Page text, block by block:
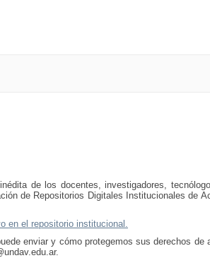
de los docentes, investigadores,
de Repositorios Digitales Institucionales de
en el repositorio institucional.
enviar y cómo protegemos sus derechos de